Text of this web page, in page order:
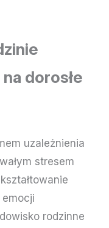
dorosłe
uzależnienia
stresem
rodzinne